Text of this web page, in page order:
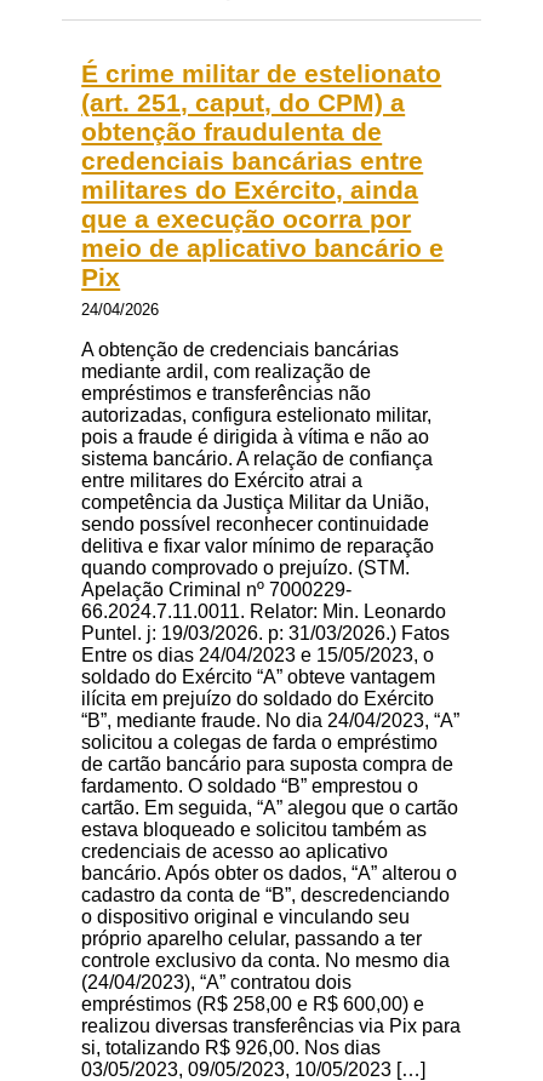
É crime militar de estelionato
(art. 251, caput, do CPM) a
obtenção fraudulenta de
credenciais bancárias entre
militares do Exército, ainda
que a execução ocorra por
meio de aplicativo bancário e
Pix
24/04/2026
A obtenção de credenciais bancárias
mediante ardil, com realização de
empréstimos e transferências não
autorizadas, configura estelionato militar,
pois a fraude é dirigida à vítima e não ao
sistema bancário. A relação de confiança
entre militares do Exército atrai a
competência da Justiça Militar da União,
sendo possível reconhecer continuidade
delitiva e fixar valor mínimo de reparação
quando comprovado o prejuízo. (STM.
Apelação Criminal nº 7000229-
66.2024.7.11.0011. Relator: Min. Leonardo
Puntel. j: 19/03/2026. p: 31/03/2026.) Fatos
Entre os dias 24/04/2023 e 15/05/2023, o
soldado do Exército “A” obteve vantagem
ilícita em prejuízo do soldado do Exército
“B”, mediante fraude. No dia 24/04/2023, “A”
solicitou a colegas de farda o empréstimo
de cartão bancário para suposta compra de
fardamento. O soldado “B” emprestou o
cartão. Em seguida, “A” alegou que o cartão
estava bloqueado e solicitou também as
credenciais de acesso ao aplicativo
bancário. Após obter os dados, “A” alterou o
cadastro da conta de “B”, descredenciando
o dispositivo original e vinculando seu
próprio aparelho celular, passando a ter
controle exclusivo da conta. No mesmo dia
(24/04/2023), “A” contratou dois
empréstimos (R$ 258,00 e R$ 600,00) e
realizou diversas transferências via Pix para
si, totalizando R$ 926,00. Nos dias
03/05/2023, 09/05/2023, 10/05/2023 […]